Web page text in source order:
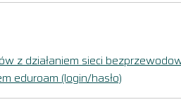
z działaniem sieci
eduroam (login/hasło)